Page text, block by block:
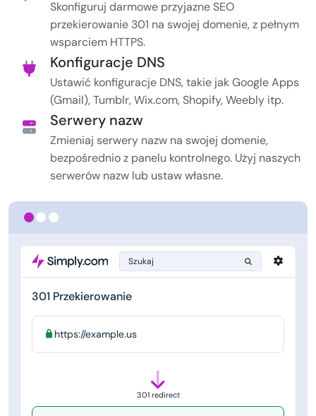
Szukaj
301 Przekierowanie
https://example.us
301 redirect
Skonfiguruj darmowe przyjazne SEO
przekierowanie 301 na swojej domenie, z pełnym
wsparciem HTTPS.
Konfiguracje DNS
Ustawić konfiguracje DNS, takie jak Google Apps
(Gmail), Tumblr, Wix.com, Shopify, Weebly itp.
Serwery nazw
Zmieniaj serwery nazw na swojej domenie,
bezpośrednio z panelu kontrolnego. Użyj naszych
serwerów nazw lub ustaw własne.